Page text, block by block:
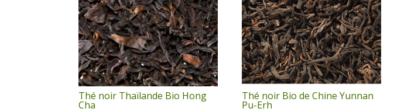
Thé noir Thaïlande Bio Hong
Cha
Thé noir Bio de Chine Yunnan
Pu-Erh